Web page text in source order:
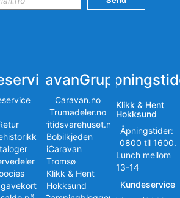
iCaravanGruppen
Caravan.no
Trumadeler.no
Fritidsvarehuset.no
Bobilkjeden
iCaravan
Tromsø
Klikk & Hent
Hokksund
Klikk & Hent
Hokksund
Åpningstider:
0800 til 1600.
Lunch mellom
13-14
Kundeservice